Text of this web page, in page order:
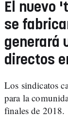
El nuevo
se
generará
directos
Los sindicatos
para la
finales de 2018.